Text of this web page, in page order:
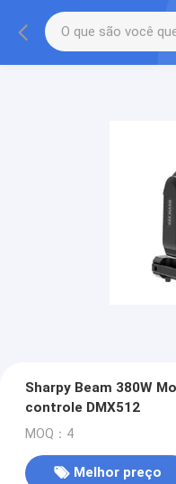
Sharpy Beam 380W
controle DMX512
MOQ：4
Melhor preço